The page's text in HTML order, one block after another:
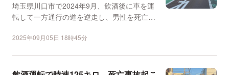
埼玉県川口市で2024年9月、飲酒後に車を運
転して一方通行の道を逆走し、男性を死亡さ
2025年09月05日 18時45分